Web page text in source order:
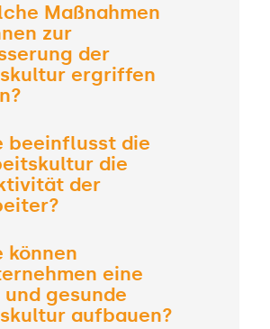
Maßnahmen
zur
der
ergriffen
beeinflusst die
die
der
können
eine
gesunde
aufbauen?